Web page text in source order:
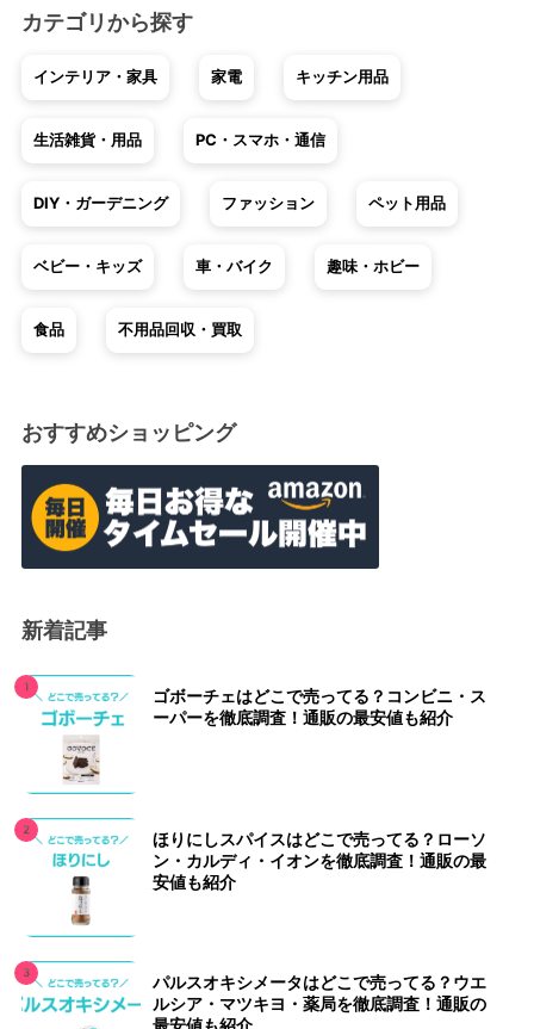
カテゴリから探す
インテリア・家具 家電 キッチン用品
生活雑貨・用品 PC・スマホ・通信
DIY・ガーデニング ファッション ペット用品
ベビー・キッズ 車・バイク 趣味・ホビー
食品 不用品回収・買取
おすすめショッピング
新着記事
ゴボーチェはどこで売ってる？コンビニ・ス
ーパーを徹底調査！通販の最安値も紹介
ほりにしスパイスはどこで売ってる？ローソ
ン・カルディ・イオンを徹底調査！通販の最
安値も紹介
パルスオキシメータはどこで売ってる？ウエ
ルシア・マツキヨ・薬局を徹底調査！通販の